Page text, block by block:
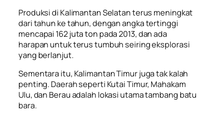
Produksi di Kalimantan Selatan terus meningkat
dari tahun ke tahun, dengan angka tertinggi
mencapai 162 juta ton pada 2013, dan ada
harapan untuk terus tumbuh seiring eksplorasi
yang berlanjut.
Sementara itu, Kalimantan Timur juga tak kalah
penting. Daerah seperti Kutai Timur, Mahakam
Ulu, dan Berau adalah lokasi utama tambang batu
bara.